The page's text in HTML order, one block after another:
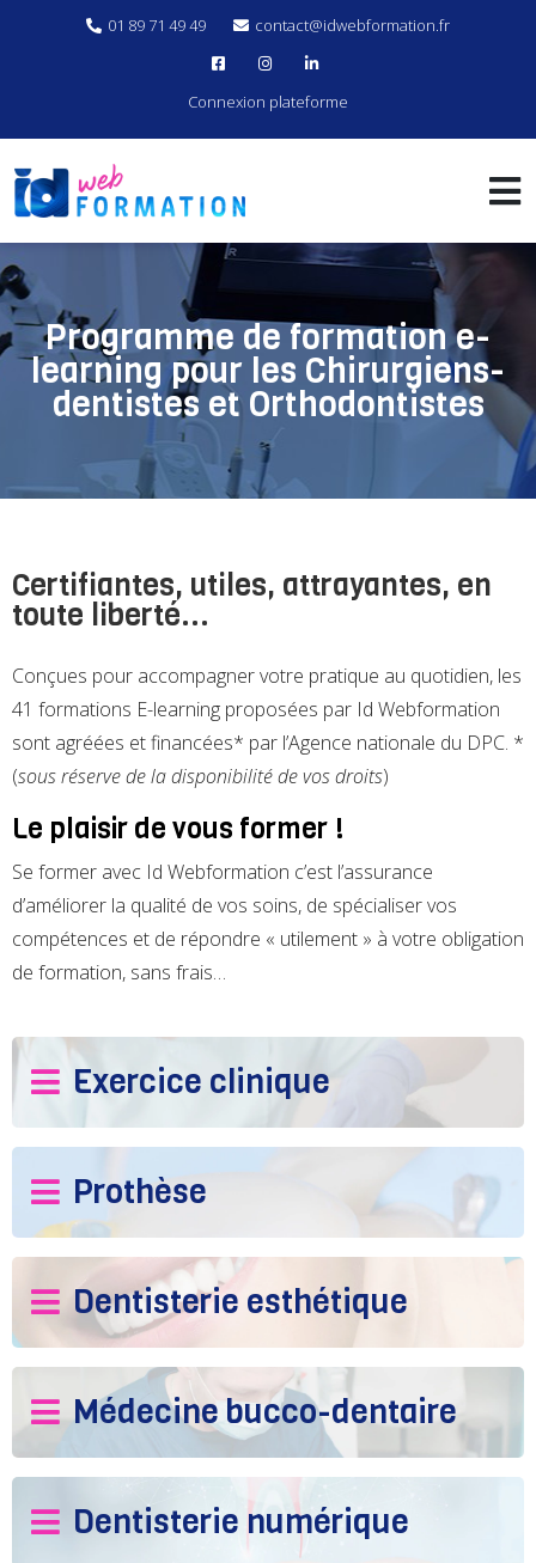
01 89 71 49 49 contact@idwebformation.fr
Connexion plateforme
Programme de formation e-
learning pour les Chirurgiens-
dentistes et Orthodontistes
Certifiantes, utiles, attrayantes, en
toute liberté...
Conçues pour accompagner votre pratique au quotidien, les
41 formations E-learning proposées par Id Webformation
sont agréées et financées* par l’Agence nationale du DPC. *
(sous réserve de la disponibilité de vos droits)
Le plaisir de vous former !
Se former avec Id Webformation c’est l’assurance
d’améliorer la qualité de vos soins, de spécialiser vos
compétences et de répondre « utilement » à votre obligation
de formation, sans frais…
Exercice clinique
Prothèse
Dentisterie esthétique
Médecine bucco-dentaire
Dentisterie numérique